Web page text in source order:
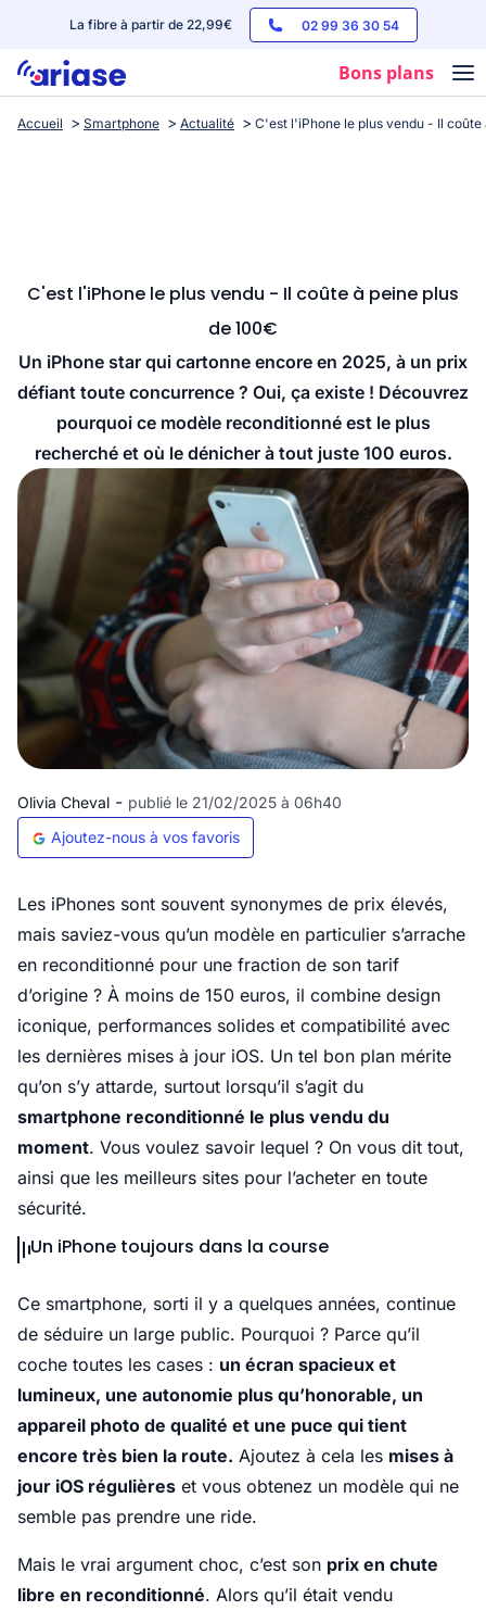
La fibre à partir de 22,99€ 02 99 36 30 54
Bons plans
Box internet
Streaming
Accueil Smartphone Actualité C'est l'iPhone le plus vendu - Il coûte
C'est l'iPhone le plus vendu - Il coûte à peine plus
de 100€
Un iPhone star qui cartonne encore en 2025, à un prix
défiant toute concurrence ? Oui, ça existe ! Découvrez
pourquoi ce modèle reconditionné est le plus
recherché et où le dénicher à tout juste 100 euros.
Olivia Cheval - publié le 21/02/2025 à 06h40
Ajoutez-nous à vos favoris
Les iPhones sont souvent synonymes de prix élevés,
mais saviez-vous qu’un modèle en particulier s’arrache
en reconditionné pour une fraction de son tarif
d’origine ? À moins de 150 euros, il combine design
iconique, performances solides et compatibilité avec
les dernières mises à jour iOS. Un tel bon plan mérite
qu’on s’y attarde, surtout lorsqu’il s’agit du
smartphone reconditionné le plus vendu du
moment. Vous voulez savoir lequel ? On vous dit tout,
ainsi que les meilleurs sites pour l’acheter en toute
sécurité.
Un iPhone toujours dans la course
Ce smartphone, sorti il y a quelques années, continue
de séduire un large public. Pourquoi ? Parce qu’il
coche toutes les cases : un écran spacieux et
lumineux, une autonomie plus qu’honorable, un
appareil photo de qualité et une puce qui tient
encore très bien la route. Ajoutez à cela les mises à
jour iOS régulières et vous obtenez un modèle qui ne
semble pas prendre une ride.
Mais le vrai argument choc, c’est son prix en chute
libre en reconditionné. Alors qu’il était vendu